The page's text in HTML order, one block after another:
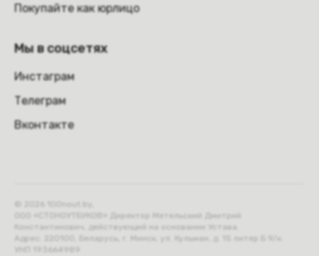
Покупайте как юрлицо
Мы в соцсетях
Инстаграм
Телеграм
Вконтакте
ООО «СТОНОУТБУКОВ» Директор Метельский Дмитрий
Константинович, действующий на основании Устава.
Адрес: 220100, Беларусь, г. Минск, ул. Кульман, д. 15 литер Б 9/к.